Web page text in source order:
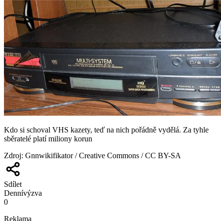
Kdo si schoval VHS kazety, teď na nich pořádně vydělá. Za tyhle
sběratelé platí miliony korun
Zdroj: Gnnwikifikator / Creative Commons / CC BY-SA
Sdílet
Dennívýzva
0
Reklama